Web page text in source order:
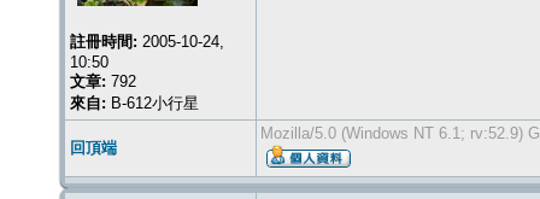
註冊時間: 2005-10-24,
10:50
文章: 792
來自: B-612小行星
回頂端
Mozilla/5.0 (Windows NT 6.1; rv:52.9)